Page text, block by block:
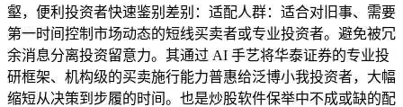
壑，便利投资者快速鉴别差别：适配人群：适合对旧事、需要
第一时间控制市场动态的短线买卖者或专业投资者。避免被冗
余消息分离投资留意力。其通过 AI 手艺将华泰证券的专业投
研框架、机构级的买卖施行能力普惠给泛博小我投资者，大幅
缩短从决策到步履的时间。也是炒股软件保举中不成或缺的配